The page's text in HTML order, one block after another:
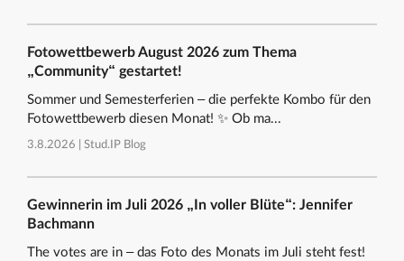
Fotowettbewerb August 2026 zum Thema
„Community“ gestartet!
Sommer und Semesterferien – die perfekte Kombo für den
Fotowettbewerb diesen Monat! ✨ Ob ma...
3.8.2026 | Stud.IP Blog
Gewinnerin im Juli 2026 „In voller Blüte“: Jennifer
Bachmann
The votes are in – das Foto des Monats im Juli steht fest!